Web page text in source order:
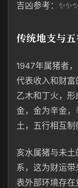
吉凶参考：
传统地支与
1947年属猪者
代表收入和财
乙木和丁火，
金，金为辛金
土，五行相互制
亥水属猪与未
系，这为财运
表外部环境存